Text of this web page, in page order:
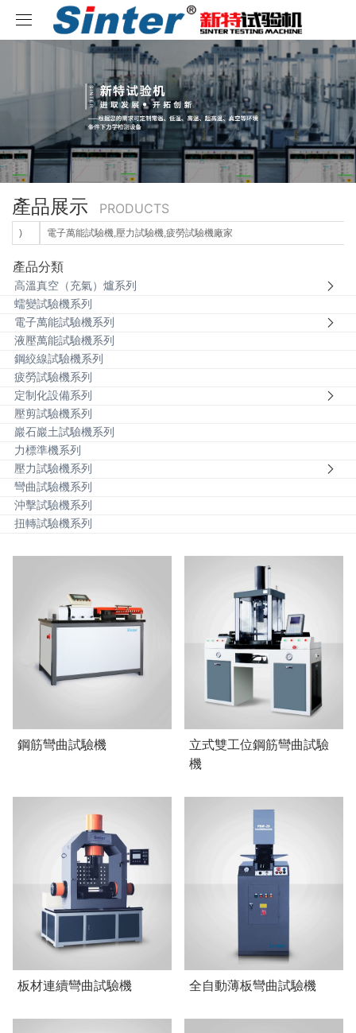
高溫真空（充氣）爐系列
蠕變試驗機系列
電子萬能試驗機系列
液壓萬能試驗機系列
鋼絞線試驗機系列
疲勞試驗機系列
定制化設備系列
壓剪試驗機系列
巖石巖土試驗機系列
力標準機系列
沖擊試驗機系列
扭轉試驗機系列
關于新特
公司簡介
企業文化
發展歷程
榮譽資質
企業展示
新聞中心
公司新聞
行業動態
成功案例
航天軍工
大專院校
科研院所
工礦企業
建筑工程
產品交通
客戶服務
服務內容
服務承諾
產品維護
聯系我們
產品展示 PRODUCTS
) 電子萬能試驗機,壓力試驗機,疲勞試驗機廠家
產品分類
高溫真空（充氣）爐系列
蠕變試驗機系列
電子萬能試驗機系列
液壓萬能試驗機系列
鋼絞線試驗機系列
疲勞試驗機系列
定制化設備系列
壓剪試驗機系列
巖石巖土試驗機系列
力標準機系列
壓力試驗機系列
彎曲試驗機系列
沖擊試驗機系列
扭轉試驗機系列
鋼筋彎曲試驗機
立式雙工位鋼筋彎曲試驗
機
板材連續彎曲試驗機 全自動薄板彎曲試驗機